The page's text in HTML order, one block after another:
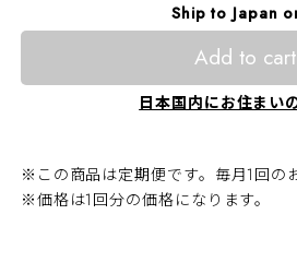
Ship to Japan
Add to cart
日本国内にお住まい
※この商品は定期便です。毎月1回の
※価格は1回分の価格になります。